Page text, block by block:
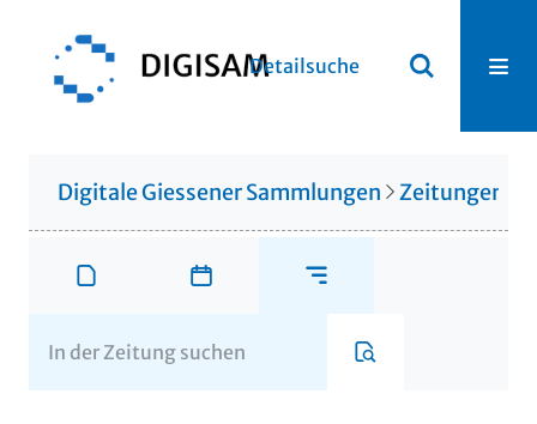
Detailsuche
Digitale Giessener Sammlungen Zeitungen